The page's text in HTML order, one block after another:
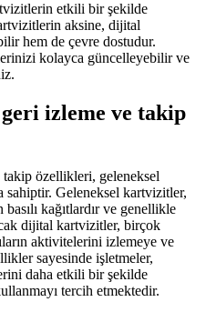
etkili bir şekilde
aksine, dijital
hem de çevre dostudur.
kolayca güncelleyebilir ve
izleme ve takip
özellikleri, geleneksel
sahiptir. Geleneksel kartvizitler,
kağıtlardır ve genellikle
dijital kartvizitler, birçok
aktivitelerini izlemeye ve
sayesinde işletmeler,
daha etkili bir şekilde
tercih etmektedir.